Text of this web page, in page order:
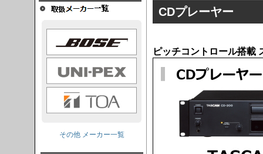
CDプレーヤー
ピッチコントロール搭載
その他 メーカー一覧